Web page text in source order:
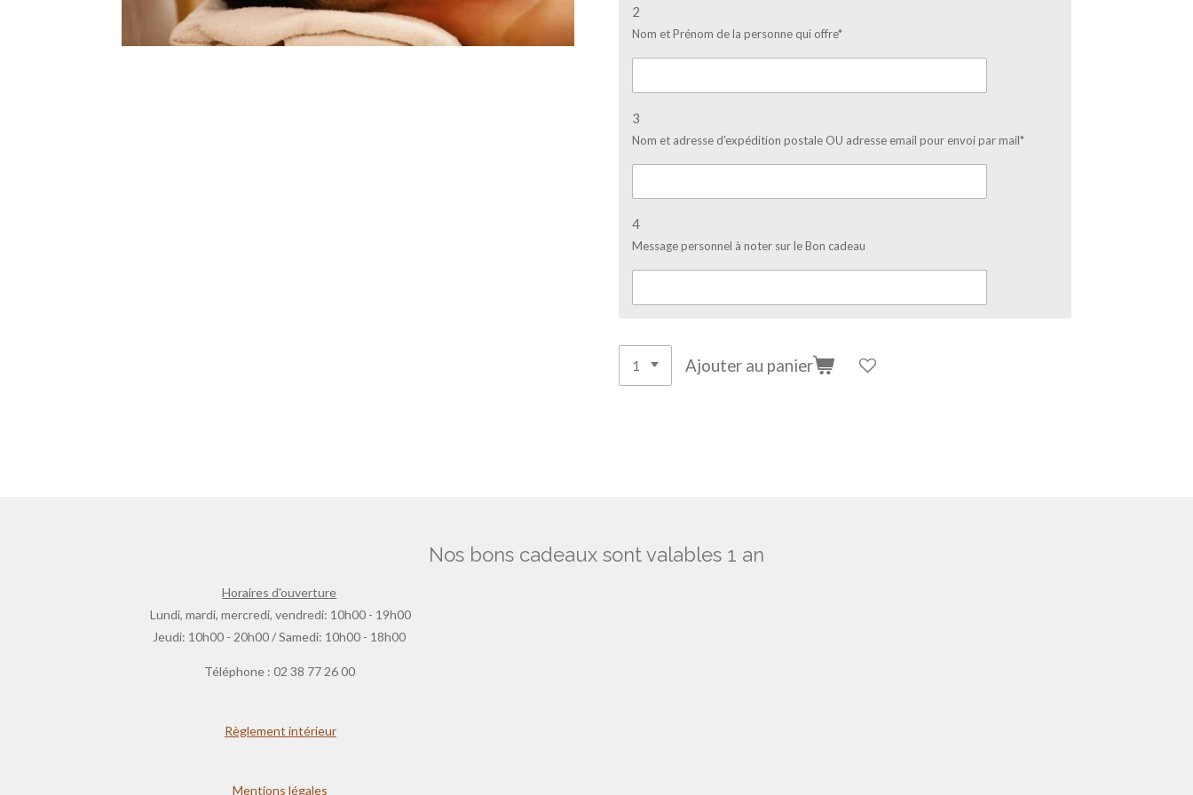
2
Nom et Prénom de la personne qui offre*
3
Nom et adresse d'expédition postale OU adresse email pour envoi par mail*
4
Message personnel à noter sur le Bon cadeau
Ajouter au panier
Nos bons cadeaux sont valables 1 an
Horaires d'ouverture
Lundi, mardi, mercredi, vendredi: 10h00 - 19h00
Jeudi: 10h00 - 20h00 / Samedi: 10h00 - 18h00
Téléphone : 02 38 77 26 00
Règlement intérieur
Mentions légales